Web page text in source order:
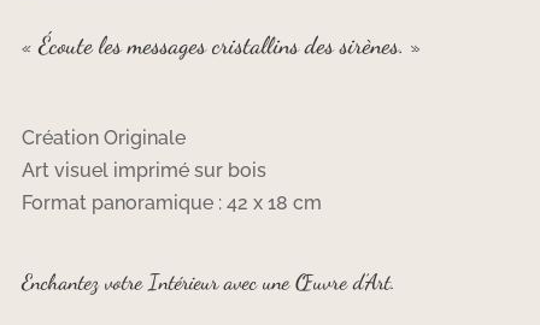
« Écoute les messages cristallins des sirènes. »
Création Originale
Art visuel imprimé sur bois
Format panoramique : 42 x 18 cm
Enchantez votre Intérieur avec une Œuvre d’Art.